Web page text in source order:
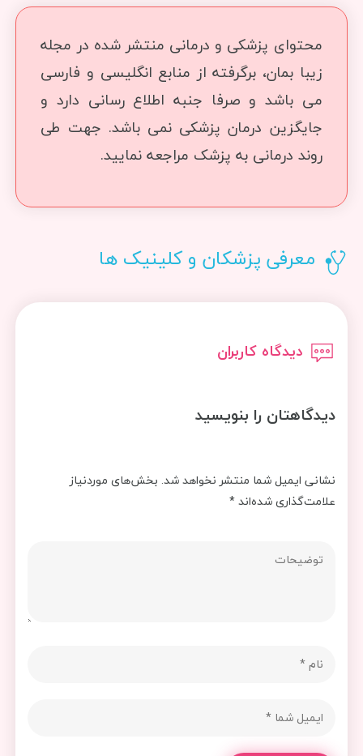
محتوای پزشکی و درمانی منتشر شده در مجله
زیبا بمان، برگرفته از منابع انگلیسی و فارسی
می باشد و صرفا جنبه اطلاع رسانی دارد و
جایگزین درمان پزشکی نمی باشد. جهت طی
روند درمانی به پزشک مراجعه نمایید.
معرفی پزشکان و کلینیک ها
دیدگاه کاربران
دیدگاهتان را بنویسید
نشانی ایمیل شما منتشر نخواهد شد. بخش‌های موردنیاز
علامت‌گذاری شده‌اند*